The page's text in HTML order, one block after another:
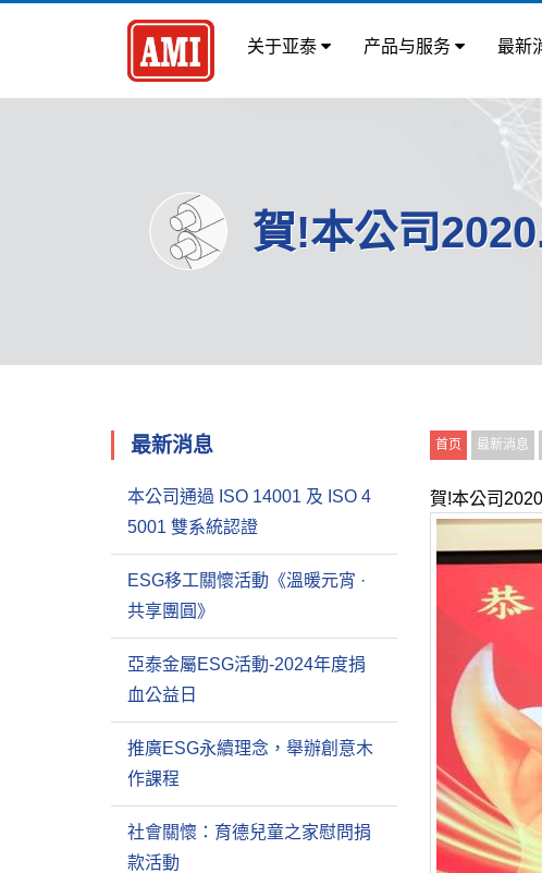
关于亚泰 产品与服务 最新
賀!本公司
最新消息
本公司通過 ISO 14001 及 ISO 4
5001 雙系統認證
ESG移工關懷活動《溫暖元宵 ·
共享團圓》
亞泰金屬ESG活動-2024年度捐
血公益日
推廣ESG永續理念，舉辦創意木
作課程
社會關懷：育德兒童之家慰問捐
款活動
首页 最新消息
賀!本公司